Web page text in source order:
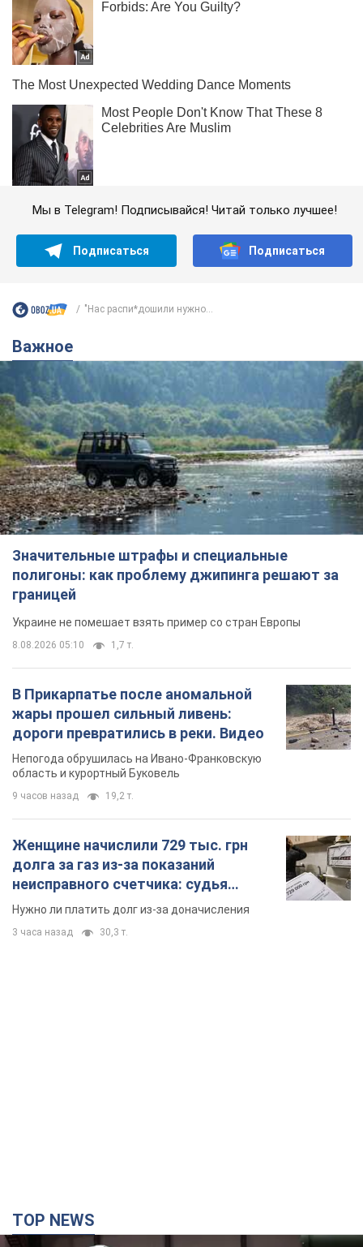
Мы в Telegram! Подписывайся! Читай только лучшее!
Подписаться Подписаться
"Нас распи*дошили нужно...
Важное
Значительные штрафы и специальные
полигоны: как проблему джипинга решают за
границей
Украине не помешает взять пример со стран Европы
8.08.2026 05:10 1,7 т.
В Прикарпатье после аномальной
жары прошел сильный ливень:
дороги превратились в реки. Видео
Непогода обрушилась на Ивано-Франковскую
область и курортный Буковель
9 часов назад 19,2 т.
Женщине начислили 729 тыс. грн
долга за газ из-за показаний
неисправного счетчика: судья
вынес неожиданное решение
Нужно ли платить долг из-за доначисления
3 часа назад 30,3 т.
TOP NEWS